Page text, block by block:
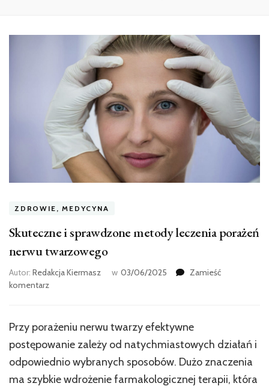
ZDROWIE, MEDYCYNA
Skuteczne i sprawdzone metody leczenia porażeń
nerwu twarzowego
Autor: Redakcja Kiermasz w 03/06/2025
Zamieść
komentarzwe
metody
leczenia
porażeń
nerwu
Przy porażeniu nerwu twarzy efektywne
postępowanie zależy od natychmiastowych działań i
odpowiednio wybranych sposobów. Dużo znaczenia
ma szybkie wdrożenie farmakologicznej terapii, która